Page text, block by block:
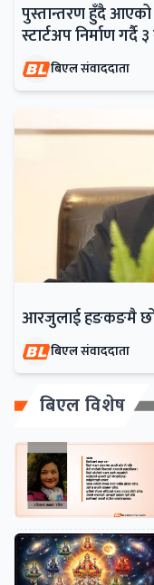
पुस्तान्तरण हुँदै
स्टार्टअप निर्माण गर्दै
बिएल संवाददाता
आरजुलाई हङकङमै
बिएल संवाददाता
बिएल विशेष